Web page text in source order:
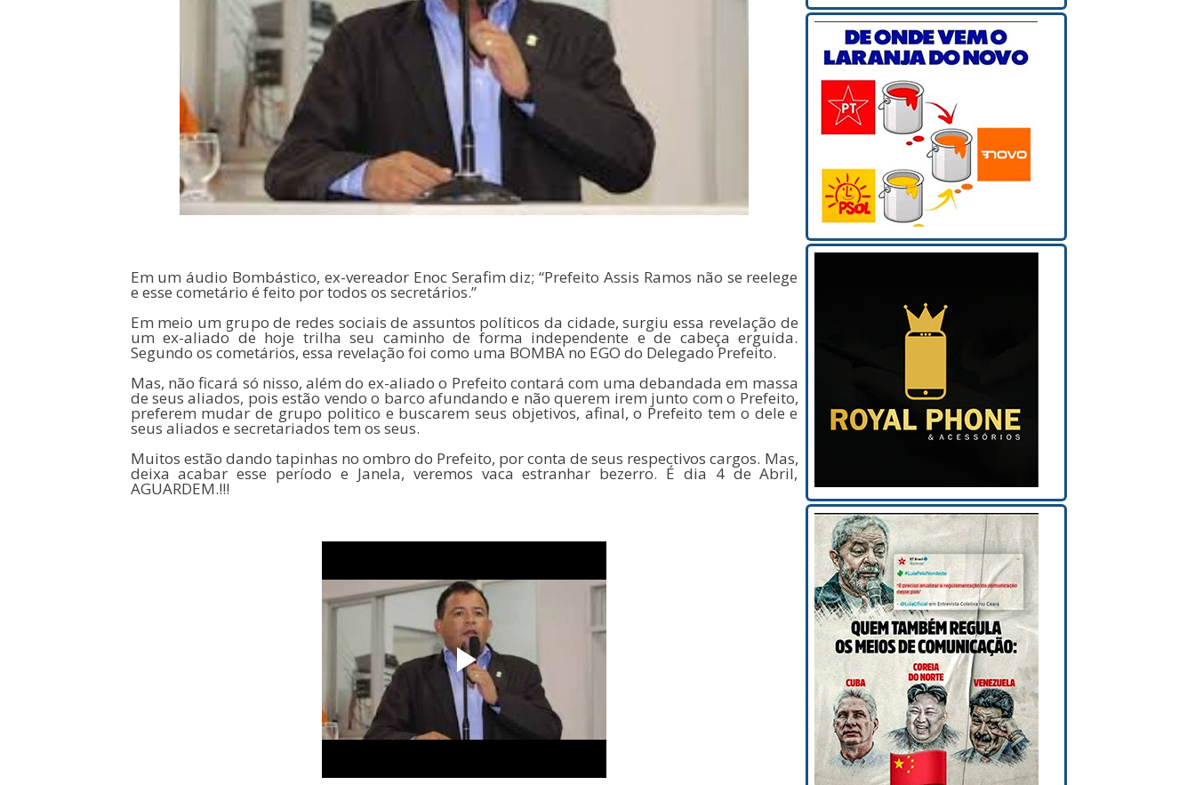
Em um áudio Bombástico, ex-vereador Enoc Serafim diz; “Prefeito Assis Ramos não se reelege
e esse cometário é feito por todos os secretários.”
Em meio um grupo de redes sociais de assuntos políticos da cidade, surgiu essa revelação de
um ex-aliado de hoje trilha seu caminho de forma independente e de cabeça erguida.
Segundo os cometários, essa revelação foi como uma BOMBA no EGO do Delegado Prefeito.
Mas, não ficará só nisso, além do ex-aliado o Prefeito contará com uma debandada em massa
de seus aliados, pois estão vendo o barco afundando e não querem irem junto com o Prefeito,
preferem mudar de grupo politico e buscarem seus objetivos, afinal, o Prefeito tem o dele e
seus aliados e secretariados tem os seus.
Muitos estão dando tapinhas no ombro do Prefeito, por conta de seus respectivos cargos. Mas,
deixa acabar esse período e Janela, veremos vaca estranhar bezerro. É dia 4 de Abril,
AGUARDEM.!!!